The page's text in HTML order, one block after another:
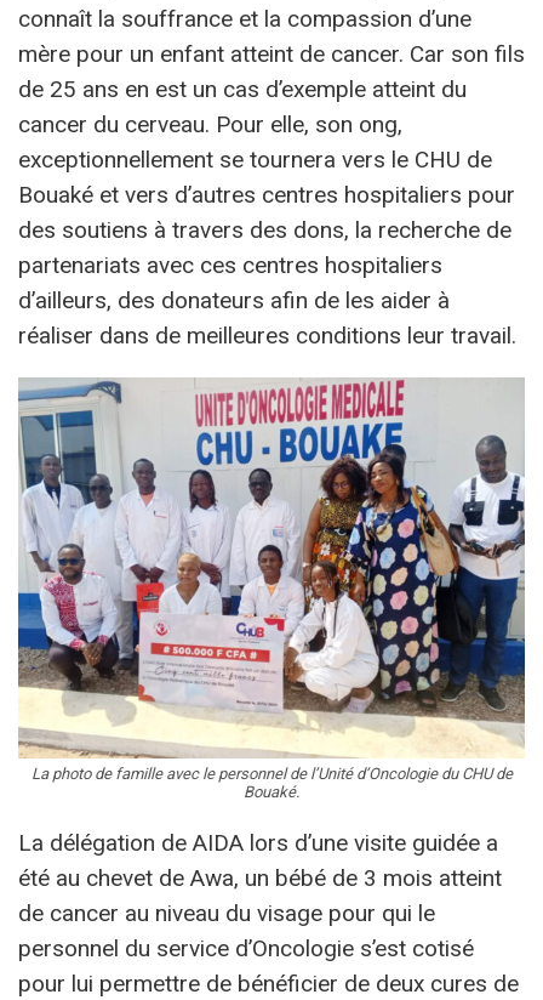
connaît la souffrance et la compassion d’une
mère pour un enfant atteint de cancer. Car son fils
de 25 ans en est un cas d’exemple atteint du
cancer du cerveau. Pour elle, son ong,
exceptionnellement se tournera vers le CHU de
Bouaké et vers d’autres centres hospitaliers pour
des soutiens à travers des dons, la recherche de
partenariats avec ces centres hospitaliers
d’ailleurs, des donateurs afin de les aider à
réaliser dans de meilleures conditions leur travail.
La photo de famille avec le personnel de l’Unité d’Oncologie du CHU de
Bouaké.
La délégation de AIDA lors d’une visite guidée a
été au chevet de Awa, un bébé de 3 mois atteint
de cancer au niveau du visage pour qui le
personnel du service d’Oncologie s’est cotisé
pour lui permettre de bénéficier de deux cures de